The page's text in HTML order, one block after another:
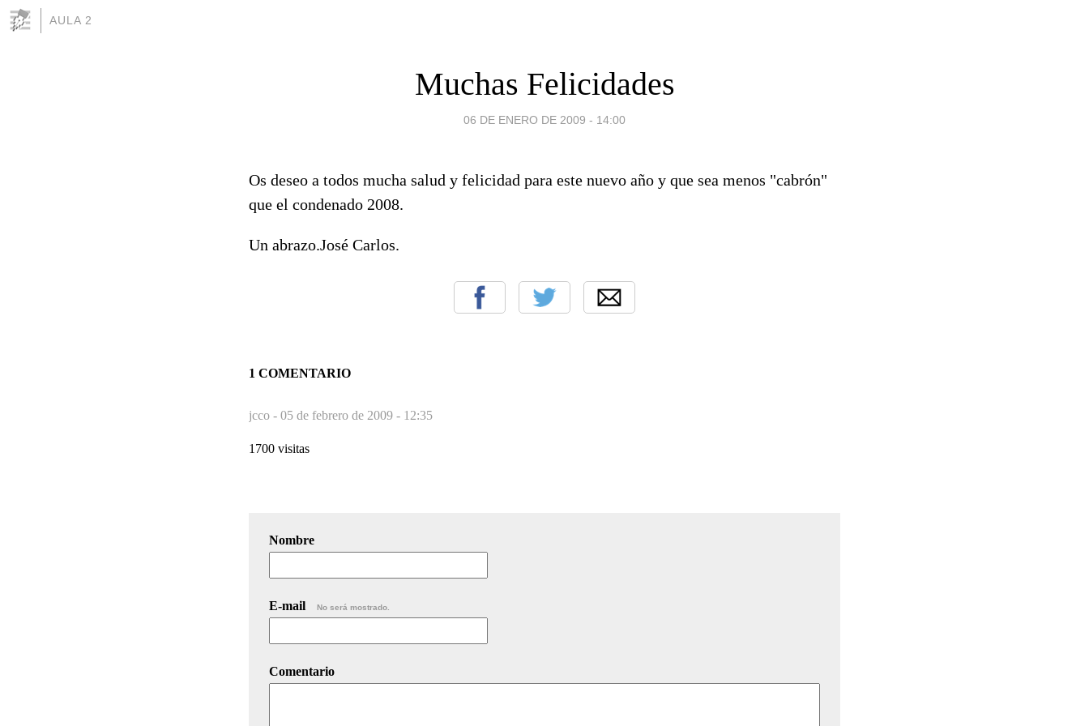
AULA 2
Muchas Felicidades
06 DE ENERO DE 2009 - 14:00
Os deseo a todos mucha salud y felicidad para este nuevo año y que sea menos "cabrón"
que el condenado 2008.
Un abrazo.José Carlos.
1 COMENTARIO
jcco - 05 de febrero de 2009 - 12:35
1700 visitas
Nombre
E-mail No será mostrado.
Comentario